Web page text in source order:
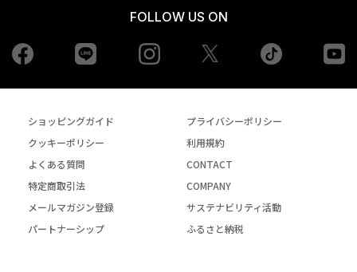
FOLLOW US ON
Facebook Instagram tiktok
ショッピングガイド
プライバシーポリシー
クッキーポリシー
利用規約
よくある質問
CONTACT
特定商取引法
COMPANY
メールマガジン登録
サステナビリティ活動
パートナーシップ
ふるさと納税